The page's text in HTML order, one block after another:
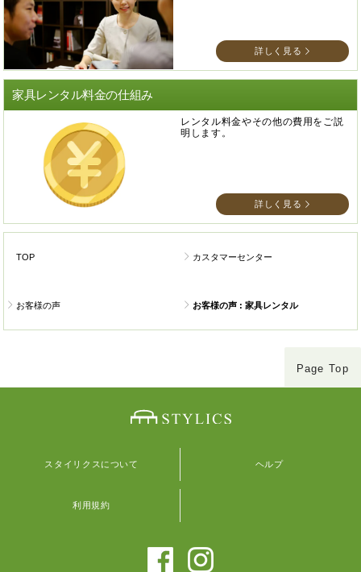
詳しく見る
家具レンタル料金の仕組み
レンタル料金やその他の費用をご説
明します。
詳しく見る
TOP カスタマーセンター
お客様の声 お客様の声 : 家具レンタル
Page Top
スタイリクスについて ヘルプ
利用規約